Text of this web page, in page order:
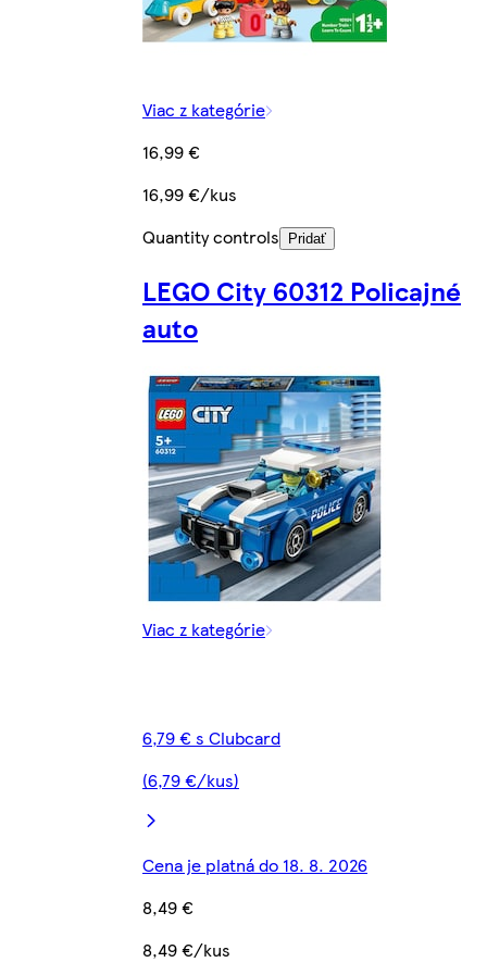
Viac z kategórie
16,99 €
16,99 €/kus
Quantity controls
Pridať
LEGO City 60312 Policajné
auto
Viac z kategórie
6,79 € s Clubcard
(6,79 €/kus)
Cena je platná do 18. 8. 2026
8,49 €
8,49 €/kus